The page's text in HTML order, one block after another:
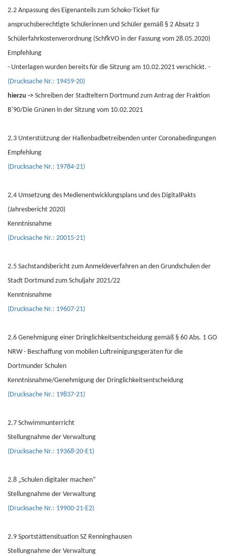
2.2 Anpassung des Eigenanteils zum Schoko-Ticket für
anspruchsberechtigte Schülerinnen und Schüler gemäß § 2 Absatz 3
Schülerfahrkostenverordnung (SchfkVO in der Fassung vom 28.05.2020)
Empfehlung
- Unterlagen wurden bereits für die Sitzung am 10.02.2021 verschickt. -
(Drucksache Nr.: 19459-20)
hierzu -> Schreiben der Stadteltern Dortmund zum Antrag der Fraktion
B'90/Die Grünen in der Sitzung vom 10.02.2021
2.3 Unterstützung der Hallenbadbetreibenden unter Coronabedingungen
Empfehlung
(Drucksache Nr.: 19784-21)
2.4 Umsetzung des Medienentwicklungsplans und des DigitalPakts
(Jahresbericht 2020)
Kenntnisnahme
(Drucksache Nr.: 20015-21)
2.5 Sachstandsbericht zum Anmeldeverfahren an den Grundschulen der
Stadt Dortmund zum Schuljahr 2021/22
Kenntnisnahme
(Drucksache Nr.: 19607-21)
2.6 Genehmigung einer Dringlichkeitsentscheidung gemäß § 60 Abs. 1 GO
NRW - Beschaffung von mobilen Luftreinigungsgeräten für die
Dortmunder Schulen
Kenntnisnahme/Genehmigung der Dringlichkeitsentscheidung
(Drucksache Nr.: 19837-21)
2.7 Schwimmunterricht
Stellungnahme der Verwaltung
(Drucksache Nr.: 19368-20-E1)
2.8 „Schulen digitaler machen“
Stellungnahme der Verwaltung
(Drucksache Nr.: 19900-21-E2)
2.9 Sportstättensituation SZ Renninghausen
Stellungnahme der Verwaltung